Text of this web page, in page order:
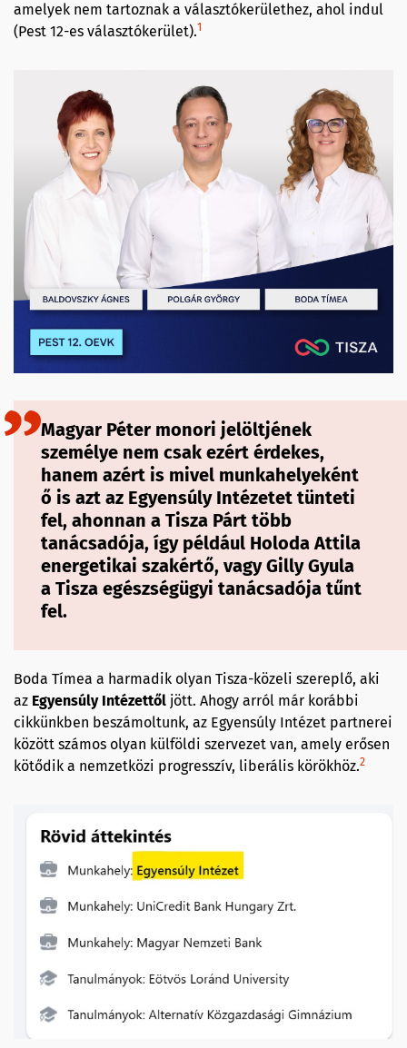
amelyek nem tartoznak a választókerülethez, ahol indul
(Pest 12-es választókerület).1
Magyar Péter monori jelöltjének
személye nem csak ezért érdekes,
hanem azért is mivel munkahelyeként
ő is azt az Egyensúly Intézetet tünteti
fel, ahonnan a Tisza Párt több
tanácsadója, így például Holoda Attila
energetikai szakértő, vagy Gilly Gyula
a Tisza egészségügyi tanácsadója tűnt
fel.
Boda Tímea a harmadik olyan Tisza-közeli szereplő, aki
az Egyensúly Intézettől jött. Ahogy arról már korábbi
cikkünkben beszámoltunk, az Egyensúly Intézet partnerei
között számos olyan külföldi szervezet van, amely erősen
kötődik a nemzetközi progresszív, liberális körökhöz.2